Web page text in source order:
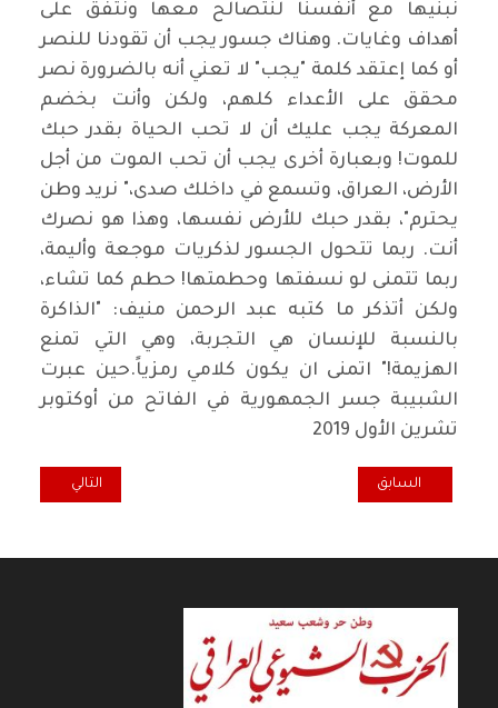
نبنيها مع أنفسنا لنتصالح معها ونتفق على
أهداف وغايات. وهناك جسور يجب أن تقودنا للنصر
أو كما إعتقد كلمة "يجب" لا تعني أنه بالضرورة نصر
محقق على الأعداء كلهم، ولكن وأنت بخضم
المعركة يجب عليك أن لا تحب الحياة بقدر حبك
للموت! وبعبارة أخرى يجب أن تحب الموت من أجل
الأرض، العراق، وتسمع في داخلك صدى،" نريد وطن
يحترم"، بقدر حبك للأرض نفسها، وهذا هو نصرك
أنت. ربما تتحول الجسور لذكريات موجعة وأليمة،
ربما تتمنى لو نسفتها وحطمتها! حطم كما تشاء،
ولكن أتذكر ما كتبه عبد الرحمن منيف: "الذاكرة
بالنسبة للإنسان هي التجربة، وهي التي تمنع
الهزيمة!" اتمنى ان يكون كلامي رمزياً.حين عبرت
الشبيبة جسر الجمهورية في الفاتح من أوكتوبر
تشرين الأول 2019
المقال السابق: بشرى سارة الحكومة تقتل بعتاد محلل!
السابق المقال التالي:
التالي